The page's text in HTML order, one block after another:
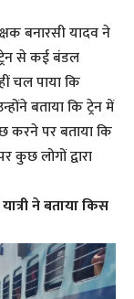
बनारसी यादव ने
से कई बंडल
चल पाया कि
बताया कि ट्रेन में
करने पर बताया कि
लोगों द्वारा
ने बताया किस